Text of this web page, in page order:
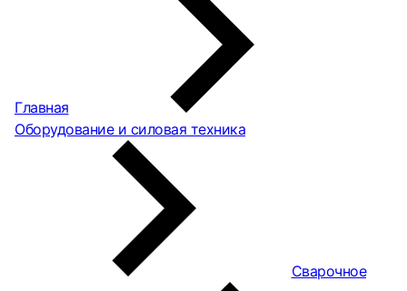
Главная
Оборудование и силовая техника
Сварочное